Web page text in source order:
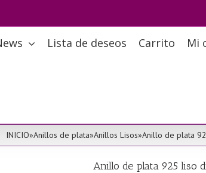
Lista de deseos Carrito Mi
INICIO»Anillos de plata»Anillos Lisos»Anillo de plata
Anillo de plata 925 liso